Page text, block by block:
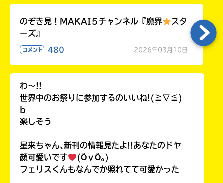
のぞき見！MAKAI５チャンネル『魔界
スタ
ーズ』
コメント 480 2026年03月10日
わ〜!!
世界中のお祭りに参加するのいいね!(≧∇≦)
b
楽しそう
星来ちゃん､新刊の情報見たよ!!あなたのドヤ
顔可愛いです
(ӦｖӦ｡)
フェリスくんもなんでか照れてて可愛かった